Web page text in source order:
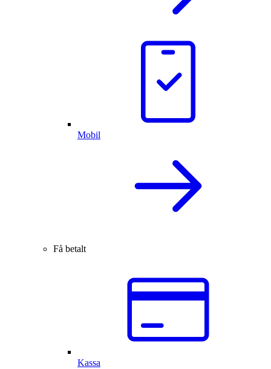
Mobil
Få betalt
Kassa